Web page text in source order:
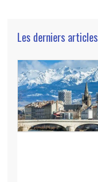
Les derniers articles